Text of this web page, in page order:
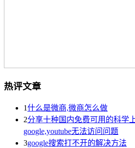
热评文章
1什么是微商,微商怎么做
2分享十种国内免费可用的科学
google,youtube无法访问问题
3google搜索打不开的解决方法